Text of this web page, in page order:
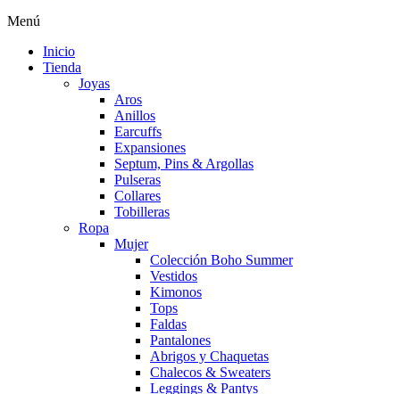
Menú
Inicio
Tienda
Joyas
Aros
Anillos
Earcuffs
Expansiones
Septum, Pins & Argollas
Pulseras
Collares
Tobilleras
Ropa
Mujer
Colección Boho Summer
Vestidos
Kimonos
Tops
Faldas
Pantalones
Abrigos y Chaquetas
Chalecos & Sweaters
Leggings & Pantys